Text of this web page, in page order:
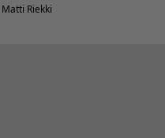
Matti Riekki